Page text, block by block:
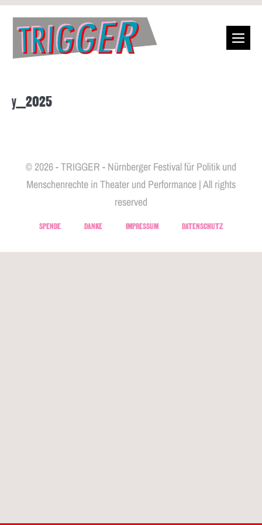
y_2025
© 2026 - TRIGGER - Nürnberger Festival für Politik und
Menschenrechte in Theater und Performance | All rights
reserved
SPENDE DANKE IMPRESSUM DATENSCHUTZ